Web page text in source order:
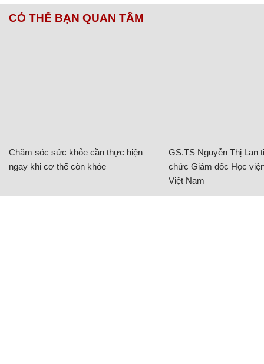
CÓ THỂ BẠN QUAN TÂM
Chăm sóc sức khỏe cần thực hiện
ngay khi cơ thể còn khỏe
GS.TS Nguyễn Thị Lan
chức Giám đốc Học
Việt Nam